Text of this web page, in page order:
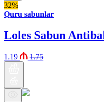
32%
Quru sabunlar
Loles Sabun
1.19 1.75